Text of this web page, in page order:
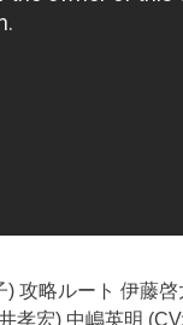
攻略ルート 伊藤
孝宏) 中嶋英明